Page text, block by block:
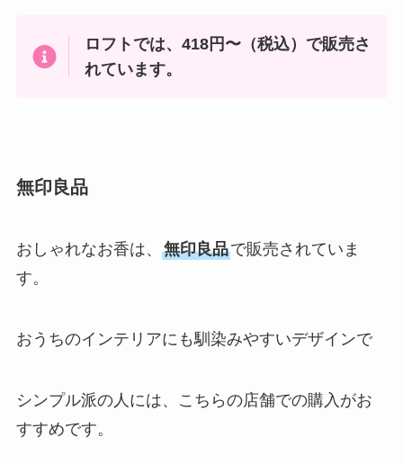
ロフトでは、418円〜（税込）で販売さ
れています。
無印良品
おしゃれなお香は、 無印良品で販売されていま
す。
おうちのインテリアにも馴染みやすいデザインで
シンプル派の人には、こちらの店舗での購入がお
すすめです。